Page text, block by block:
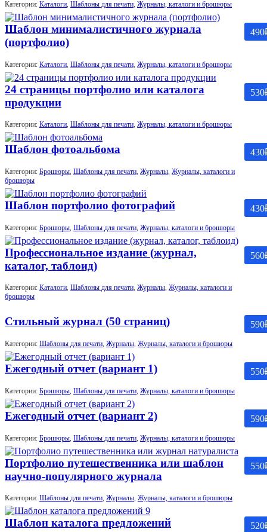
Категории: Каталоги, Шаблоны для печати, Журналы, каталоги и брошюры
490
Шаблон минималистичного журнала
(портфолио)
Категории: Каталоги Шаблоны для печати Журналы, каталоги и брошюры
530
24 страницы портфолио или каталога
продукции
Категории: Каталоги, Шаблоны для печати, Журналы, каталоги и брошюры
430
Шаблон фотоальбома
Категории: Брошюры, Шаблоны для печати, Журналы, Журналы, каталоги и
брошюры
430
Шаблон портфолио фотографий
Категории: Брошюры Шаблоны для печати Журналы, каталоги и брошюры
560
Профессиональное издание (журнал,
каталог, таблоид)
Категории: Каталоги, Шаблоны для печати, Журналы, Журналы, каталоги и
брошюры
590
Стильный журнал (50 страниц)
Категории: Шаблоны для печати, Журналы, Журналы, каталоги и брошюры
550
Ежегодный отчет (вариант 1)
Категории: Брошюры, Шаблоны для печати, Журналы, каталоги и брошюры
590
Ежегодный отчет (вариант 2)
Категории: Брошюры Шаблоны для печати Журналы, каталоги и брошюры
550
Портфолио путешественника или шаблон
научно-популярного журнала
Категории: Шаблоны для печати, Журналы, Журналы, каталоги и брошюры
520
Шаблон каталога предложений